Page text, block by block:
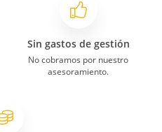
Sin gastos de gestión
No cobramos por nuestro
asesoramiento.